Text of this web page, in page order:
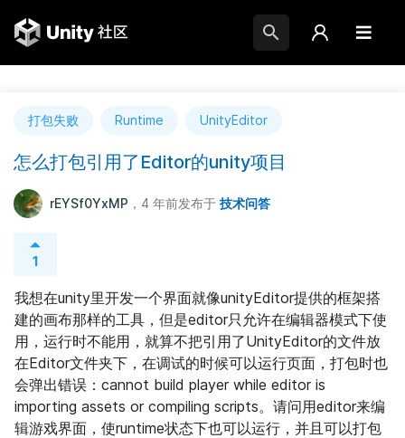
打包失败 Runtime UnityEditor
怎么打包引用了Editor的unity项目
rEYSf0YxMP ，4 年前发布于 技术问答
1
我想在unity里开发一个界面就像unityEditor提供的框架搭
建的画布那样的工具，但是editor只允许在编辑器模式下使
用，运行时不能用，就算不把引用了UnityEditor的文件放
在Editor文件夹下，在调试的时候可以运行页面，打包时也
会弹出错误：cannot build player while editor is
importing assets or compiling scripts。请问用editor来编
辑游戏界面，使runtime状态下也可以运行，并且可以打包